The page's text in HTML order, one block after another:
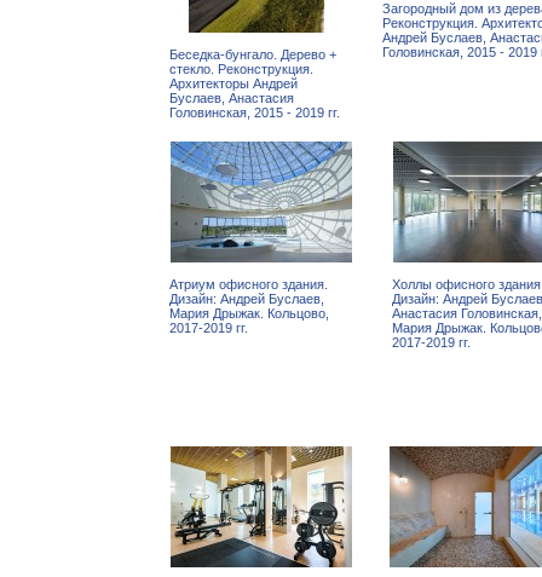
Беседка-бунгало. Дерево +
стекло. Реконструкция.
Архитекторы Андрей
Буслаев, Анастасия
Головинская, 2015 - 2019 гг.
Загородный дом из
Реконструкция.
Андрей Буслаев,
Головинская, 2015 - 2019
Атриум офисного здания.
Дизайн: Андрей Буслаев,
Мария Дрыжак. Кольцово,
2017-2019 гг.
Холлы офисного
Дизайн: Андрей
Анастасия Головинская,
Мария Дрыжак.
2017-2019 гг.